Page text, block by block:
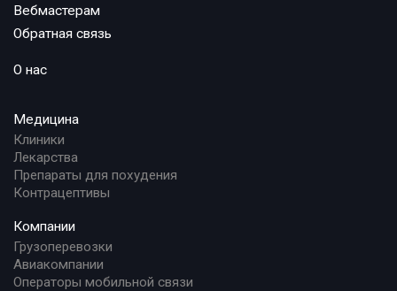
Вебмастерам
Обратная связь
О нас
Медицина
Клиники
Лекарства
Препараты для похудения
Контрацептивы
Компании
Грузоперевозки
Авиакомпании
Операторы мобильной связи